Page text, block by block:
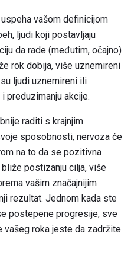
vašom definicijom
ljudi koji postavljaju
da rade (međutim, očajno)
rok dobija, više uznemireni
ljudi uznemireni ili
preduzimanju akcije.
raditi s krajnjim
sposobnosti, nervoza će
na to da se pozitivna
postizanju cilja, više
vašim značajnijim
rezultat. Jednom kada ste
postepene progresije, sve
vašeg roka jeste da zadržite